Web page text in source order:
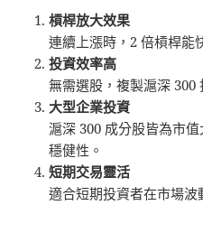
槓桿放大效果
連續上漲時，2 倍槓桿能
投資效率高
無需選股，複製滬深 300
大型企業投資
滬深 300 成分股皆為市
穩健性。
短期交易靈活
適合短期投資者在市場波